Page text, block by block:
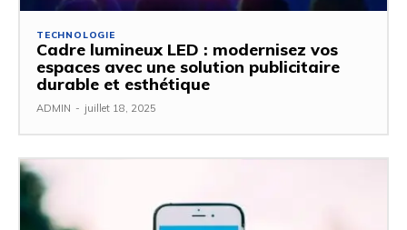
TECHNOLOGIE
Cadre lumineux LED : modernisez vos
espaces avec une solution publicitaire
durable et esthétique
ADMIN - juillet 18, 2025